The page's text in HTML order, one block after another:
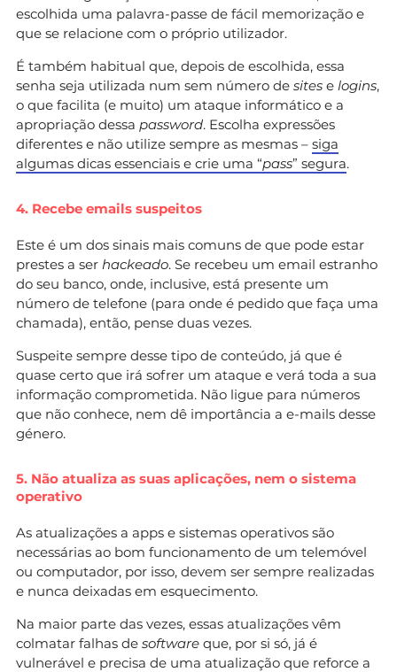
escolhida uma palavra-passe de fácil memorização e
que se relacione com o próprio utilizador.
É também habitual que, depois de escolhida, essa
senha seja utilizada num sem número de sites e logins,
o que facilita (e muito) um ataque informático e a
apropriação dessa password. Escolha expressões
diferentes e não utilize sempre as mesmas – siga
algumas dicas essenciais e crie uma “pass” segura.
4. Recebe emails suspeitos
Este é um dos sinais mais comuns de que pode estar
prestes a ser hackeado. Se recebeu um email estranho
do seu banco, onde, inclusive, está presente um
número de telefone (para onde é pedido que faça uma
chamada), então, pense duas vezes.
Suspeite sempre desse tipo de conteúdo, já que é
quase certo que irá sofrer um ataque e verá toda a sua
informação comprometida. Não ligue para números
que não conhece, nem dê importância a e-mails desse
género.
5. Não atualiza as suas aplicações, nem o sistema
operativo
As atualizações a apps e sistemas operativos são
necessárias ao bom funcionamento de um telemóvel
ou computador, por isso, devem ser sempre realizadas
e nunca deixadas em esquecimento.
Na maior parte das vezes, essas atualizações vêm
colmatar falhas de software que, por si só, já é
vulnerável e precisa de uma atualização que reforce a